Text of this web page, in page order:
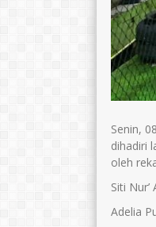
Senin,
dihadiri
oleh
Siti
Adelia